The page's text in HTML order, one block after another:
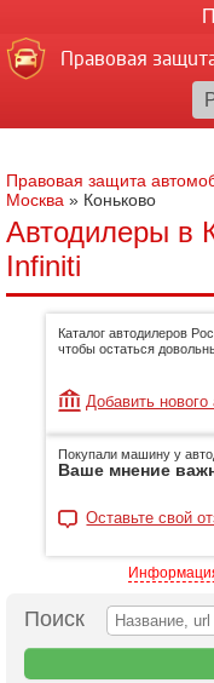
Правовая
Правовая защита
Москва » Коньково
Автодилеры в
Infiniti
Каталог автодилеров
чтобы остаться
Добавить
Покупали машину у
Ваше мнение
Оставьте свой
Поиск